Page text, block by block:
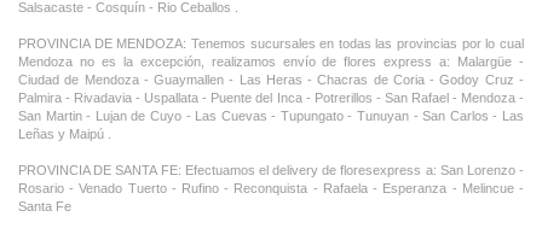
Salsacaste - Cosquín - Rio Ceballos .
PROVINCIA DE MENDOZA: Tenemos sucursales en todas las provincias por lo cual
Mendoza no es la excepción, realizamos envío de flores express a: Malargüe -
Ciudad de Mendoza - Guaymallen - Las Heras - Chacras de Coria - Godoy Cruz -
Palmira - Rivadavia - Uspallata - Puente del Inca - Potrerillos - San Rafael - Mendoza -
San Martin - Lujan de Cuyo - Las Cuevas - Tupungato - Tunuyan - San Carlos - Las
Leñas y Maipú .
PROVINCIA DE SANTA FE: Efectuamos el delivery de floresexpress a: San Lorenzo -
Rosario - Venado Tuerto - Rufino - Reconquista - Rafaela - Esperanza - Melincue -
Santa Fe